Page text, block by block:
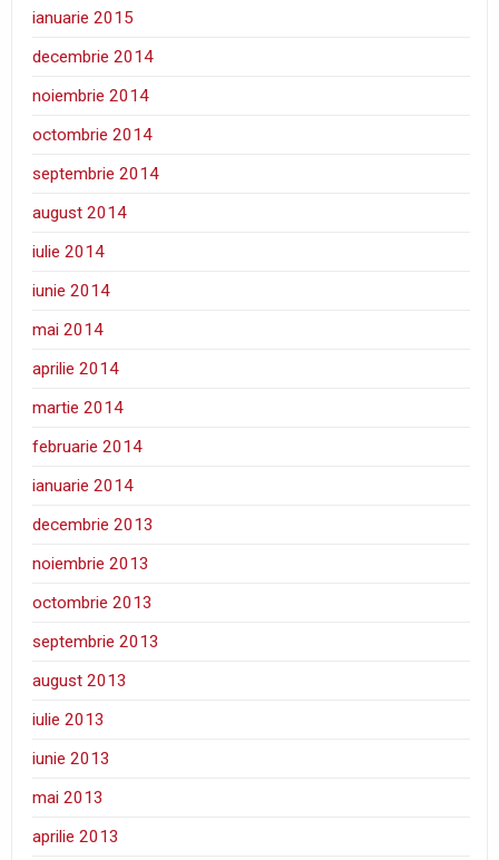
ianuarie 2015
decembrie 2014
noiembrie 2014
octombrie 2014
septembrie 2014
august 2014
iulie 2014
iunie 2014
mai 2014
aprilie 2014
martie 2014
februarie 2014
ianuarie 2014
decembrie 2013
noiembrie 2013
octombrie 2013
septembrie 2013
august 2013
iulie 2013
iunie 2013
mai 2013
aprilie 2013